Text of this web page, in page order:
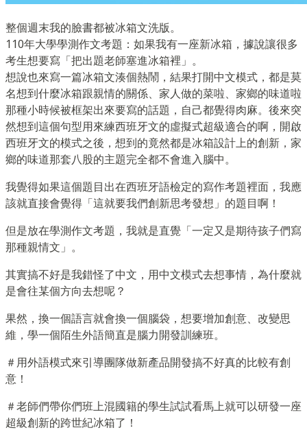
整個週末我的臉書都被冰箱文洗版。
110年大學學測作文考題：如果我有一座新冰箱，據說讓很多
考生想要寫「把出題老師塞進冰箱裡」。
想說也來寫一篇冰箱文湊個熱鬧，結果打開中文模式，都是莫
名想到什麼冰箱跟親情的關係、家人做的菜啦、家鄉的味道啦
那種小時候被框架出來要寫的話題，自己都覺得肉麻。後來突
然想到這個句型用來練西班牙文的虛擬式超級適合的啊，開啟
西班牙文的模式之後，想到的竟然都是冰箱設計上的創新，家
鄉的味道那套八股的主題完全都不會進入腦中。
我覺得如果這個題目出在西班牙語檢定的寫作考題裡面，我應
該就直接會覺得「這就要我們創新思考發想」的題目啊！
但是放在學測作文考題，我就是直覺「一定又是期待孩子們寫
那種親情文」。
其實搞不好是我錯怪了中文，用中文模式去想事情，為什麼就
是會往某個方向去想呢？
果然，換一個語言就會換一個腦袋，想要增加創意、改變思
維，學一個陌生外語簡直是腦力開發訓練班。
＃用外語模式來引導團隊做新產品開發搞不好真的比較有創
意！
＃老師們帶你們班上混國籍的學生試試看馬上就可以研發一座
超級創新的跨世紀冰箱了！